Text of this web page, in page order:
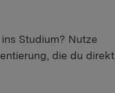
Studium? Nutze
die du direkt